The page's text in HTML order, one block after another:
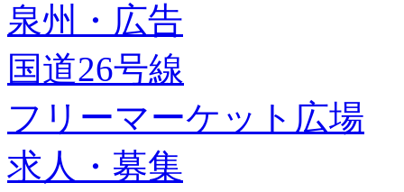
泉州・広告
国道26号線
フリーマーケット広場
求人・募集